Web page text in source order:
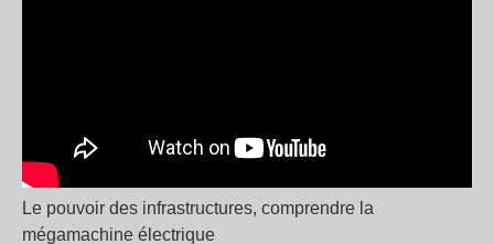
Le pouvoir des infrastructures, comprendre la
mégamachine électrique